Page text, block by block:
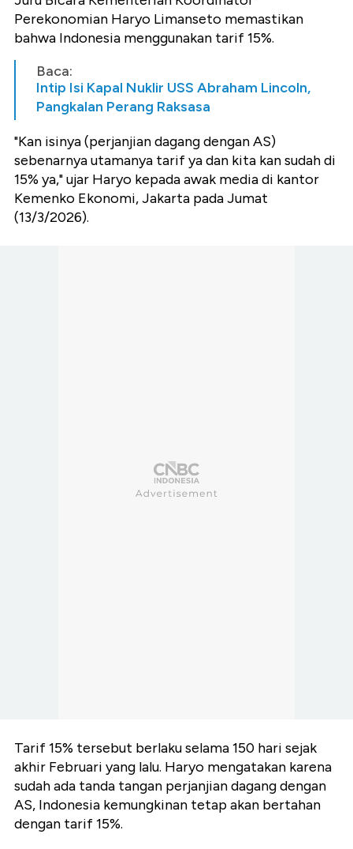
Perekonomian Haryo Limanseto memastikan
bahwa Indonesia menggunakan tarif 15%.
Baca:
Intip Isi Kapal Nuklir USS Abraham Lincoln,
Pangkalan Perang Raksasa
"Kan isinya (perjanjian dagang dengan AS)
sebenarnya utamanya tarif ya dan kita kan sudah di
15% ya," ujar Haryo kepada awak media di kantor
Kemenko Ekonomi, Jakarta pada Jumat
(13/3/2026).
Tarif 15% tersebut berlaku selama 150 hari sejak
akhir Februari yang lalu. Haryo mengatakan karena
sudah ada tanda tangan perjanjian dagang dengan
AS, Indonesia kemungkinan tetap akan bertahan
dengan tarif 15%.